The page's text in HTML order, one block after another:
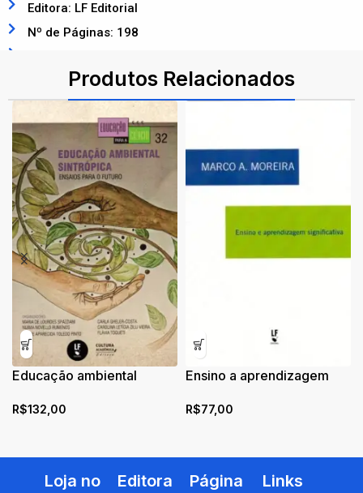
Editora: LF Editorial
Nº de Páginas: 198
Produtos Relacionados
Educação ambiental
futuro
R$132,00
Ensino a aprendizagem
R$77,00
Loja no
Editora Página Links